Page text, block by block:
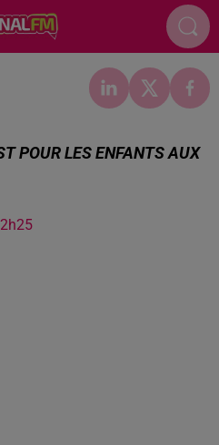
POUR LES ENFANTS AUX